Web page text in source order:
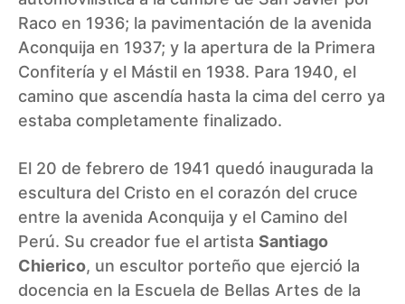
Raco en 1936; la pavimentación de la avenida
Aconquija en 1937; y la apertura de la Primera
Confitería y el Mástil en 1938. Para 1940, el
camino que ascendía hasta la cima del cerro ya
estaba completamente finalizado.
El 20 de febrero de 1941 quedó inaugurada la
escultura del Cristo en el corazón del cruce
entre la avenida Aconquija y el Camino del
Perú. Su creador fue el artista Santiago
Chierico, un escultor porteño que ejerció la
docencia en la Escuela de Bellas Artes de la